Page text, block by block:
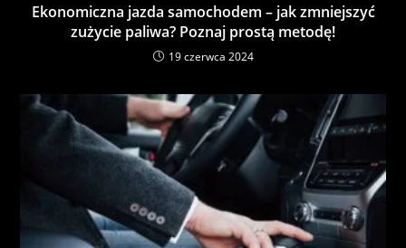
Ekonomiczna jazda samochodem – jak zmniejszyć
zużycie paliwa? Poznaj prostą metodę!
19 czerwca 2024